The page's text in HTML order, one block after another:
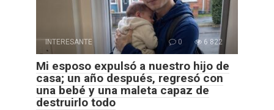
INTERESANTE 0 6 822
Mi esposo expulsó a nuestro hijo de
casa; un año después, regresó con
una bebé y una maleta capaz de
destruirlo todo